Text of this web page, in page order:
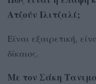
Ατζούν Ιλιτζαλί;
Είναι εξαιρετική,
δίκαιος.
Με τον Σάκη